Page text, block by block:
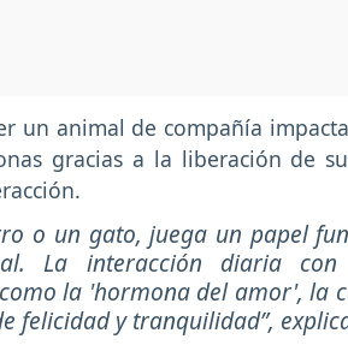
un animal de compañía
gracias a la liberación de
o un gato, juega un papel
La interacción diaria
la 'hormona del amor', la
felicidad y tranquilidad”,